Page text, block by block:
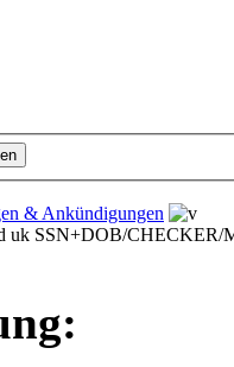
& Ankündigungen
uk SSN+DOB/